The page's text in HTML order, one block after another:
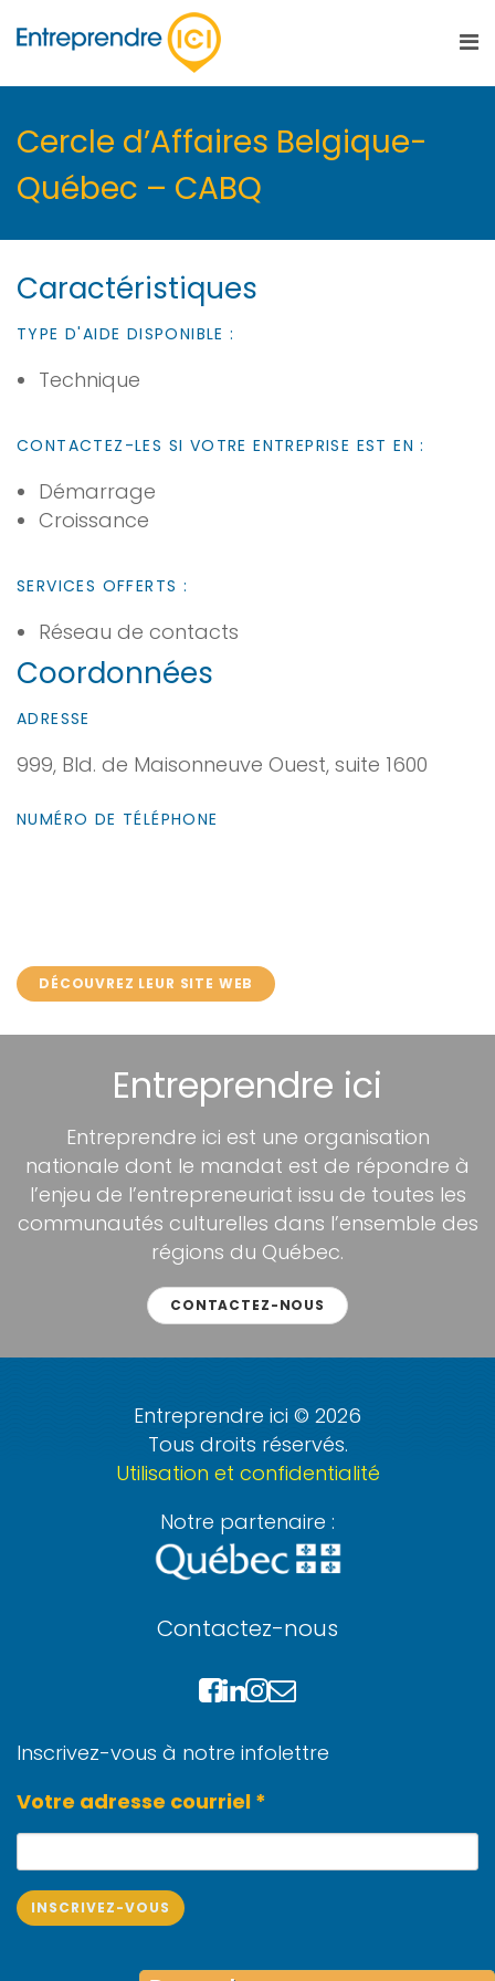
Cercle d’Affaires Belgique-
Québec – CABQ
Caractéristiques
TYPE D'AIDE DISPONIBLE :
Technique
CONTACTEZ-LES SI VOTRE ENTREPRISE EST EN :
Démarrage
Croissance
SERVICES OFFERTS :
Réseau de contacts
Coordonnées
ADRESSE
999, Bld. de Maisonneuve Ouest, suite 1600
NUMÉRO DE TÉLÉPHONE
DÉCOUVREZ LEUR SITE WEB
Entreprendre ici
Entreprendre ici est une organisation
nationale dont le mandat est de répondre à
l’enjeu de l’entrepreneuriat issu de toutes les
communautés culturelles dans l’ensemble des
régions du Québec.
CONTACTEZ-NOUS
Entreprendre ici © 2026
Tous droits réservés.
Utilisation et confidentialité
Notre partenaire :
Contactez-nous
Inscrivez-vous à notre infolettre
Votre adresse courriel *